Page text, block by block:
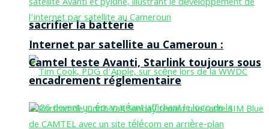
sacrifier la batterie
Internet par satellite au Cameroun :
Camtel teste Avanti, Starlink toujours sous
encadrement réglementaire